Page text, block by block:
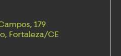
179
Fortaleza/CE